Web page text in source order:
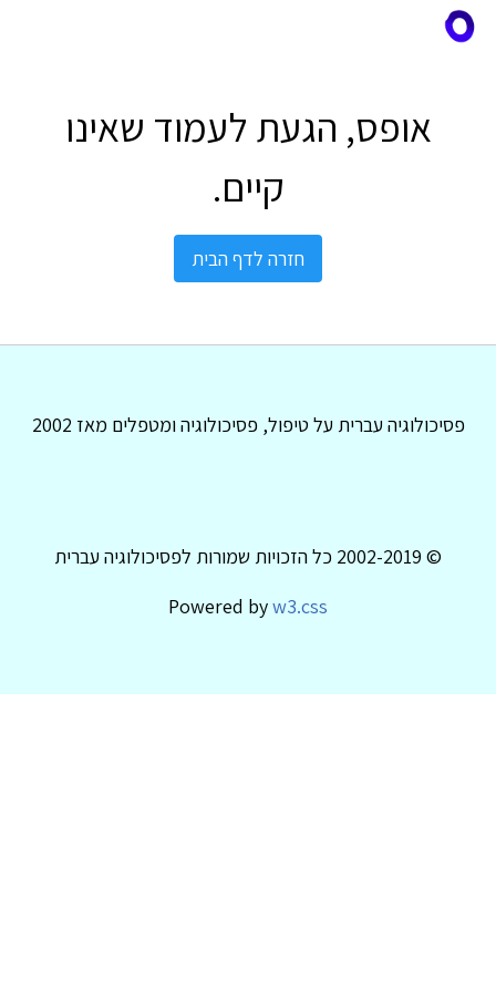
אופס, הגעת לעמוד שאינו
קיים.
חזרה לדף הבית
פסיכולוגיה עברית על טיפול, פסיכולוגיה ומטפלים מאז 2002
© 2002-2019 כל הזכויות שמורות לפסיכולוגיה עברית
Powered byw3.css